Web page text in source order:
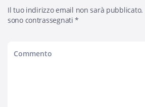
Il tuo indirizzo email non sarà pubblicato.
sono contrassegnati*